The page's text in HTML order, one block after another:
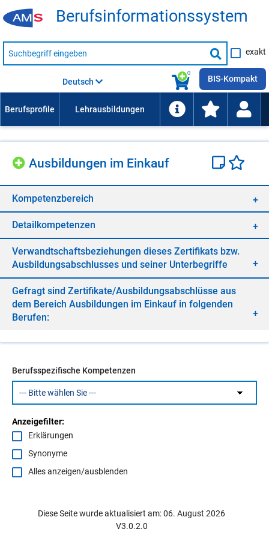
Be­rufs­in­for­ma­ti­ons­sys­tem
Suche
nach
Suche
starten
exakt
0
Deutsch BIS-Kompakt
Aus­bil­dun­gen im Ein­kauf
Kom­pe­tenz­be­reich
De­tail­kom­pe­ten­zen
Ver­wandt­schafts­be­zie­hun­gen die­ses Zer­ti­fi­kats bzw.
Aus­bil­dungs­ab­schlus­ses und sei­ner Un­ter­be­grif­fe
Ge­fragt sind Zer­ti­fi­ka­te/​Aus­bil­dungs­ab­schlüs­se aus
dem Be­reich Aus­bil­dun­gen im Ein­kauf in fol­gen­den
Be­ru­fen:
Berufsspezifische Kompetenzen
Anzeigefilter:
Erklärungen
Synonyme
Alles anzeigen/ausblenden
Diese Seite wurde aktualisiert am: 06. August 2026
V3.0.2.0